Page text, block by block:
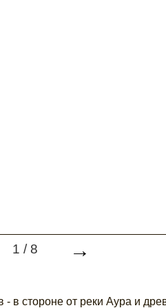
1 /8 →
в стороне от реки Аура и